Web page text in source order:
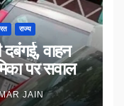
राज्य
पर सवाल
JAIN